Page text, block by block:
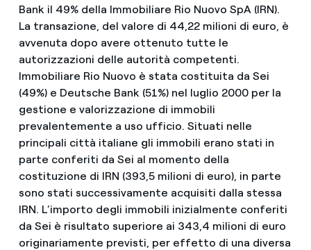
Bank il 49% della Immobiliare Rio Nuovo SpA (IRN).
La transazione, del valore di 44,22 milioni di euro, è
avvenuta dopo avere ottenuto tutte le
autorizzazioni delle autorità competenti.
Immobiliare Rio Nuovo è stata costituita da Sei
(49%) e Deutsche Bank (51%) nel luglio 2000 per la
gestione e valorizzazione di immobili
prevalentemente a uso ufficio. Situati nelle
principali città italiane gli immobili erano stati in
parte conferiti da Sei al momento della
costituzione di IRN (393,5 milioni di euro), in parte
sono stati successivamente acquisiti dalla stessa
IRN. L’importo degli immobili inizialmente conferiti
da Sei è risultato superiore ai 343,4 milioni di euro
originariamente previsti, per effetto di una diversa